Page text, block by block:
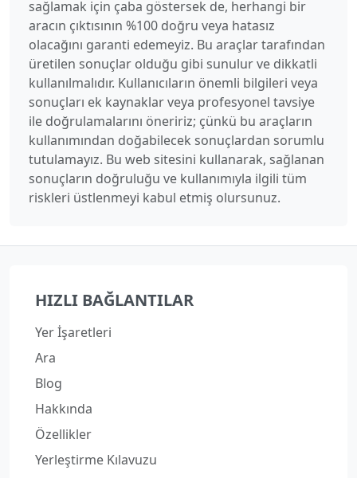
sağlamak için çaba göstersek de, herhangi bir
aracın çıktısının %100 doğru veya hatasız
olacağını garanti edemeyiz. Bu araçlar tarafından
üretilen sonuçlar olduğu gibi sunulur ve dikkatli
kullanılmalıdır. Kullanıcıların önemli bilgileri veya
sonuçları ek kaynaklar veya profesyonel tavsiye
ile doğrulamalarını öneririz; çünkü bu araçların
kullanımından doğabilecek sonuçlardan sorumlu
tutulamayız. Bu web sitesini kullanarak, sağlanan
sonuçların doğruluğu ve kullanımıyla ilgili tüm
riskleri üstlenmeyi kabul etmiş olursunuz.
HIZLI BAĞLANTILAR
Yer İşaretleri
Ara
Blog
Hakkında
Özellikler
Yerleştirme Kılavuzu